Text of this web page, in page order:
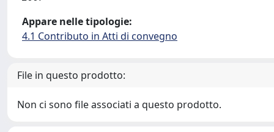
Appare nelle tipologie:
4.1 Contributo in Atti di convegno
File in questo prodotto:
Non ci sono file associati a questo prodotto.